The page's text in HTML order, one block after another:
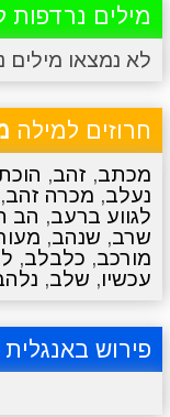
מילים נרדפות
לא נמצאו מילים
חרוזים למילה
מכתב, זהב,
נעלב, מכרה זהב,
לגווע ברעב, הב
שרב, שנהב,
מורכב, כלבלב,
עכשיו, שלב,
פירוש באנגלית